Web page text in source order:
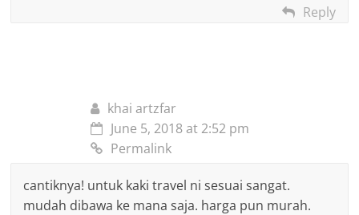
Reply
khai artzfar
June 5, 2018 at 2:52 pm
Permalink
cantiknya! untuk kaki travel ni sesuai sangat.
mudah dibawa ke mana saja. harga pun murah.